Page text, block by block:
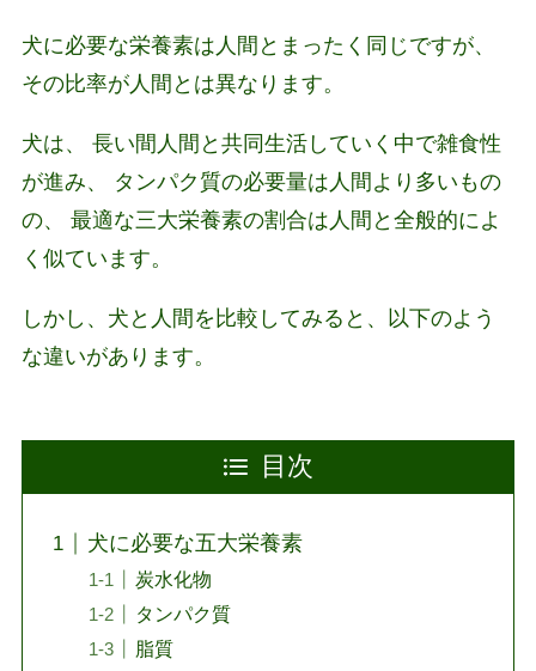
犬に必要な栄養素は人間とまったく同じですが、
その比率が人間とは異なります。
犬は、 長い間人間と共同生活していく中で雑食性
が進み、 タンパク質の必要量は人間より多いもの
の、 最適な三大栄養素の割合は人間と全般的によ
く似ています。
しかし、犬と人間を比較してみると、以下のよう
な違いがあります。
目次
犬に必要な五大栄養素
炭水化物
タンパク質
脂質